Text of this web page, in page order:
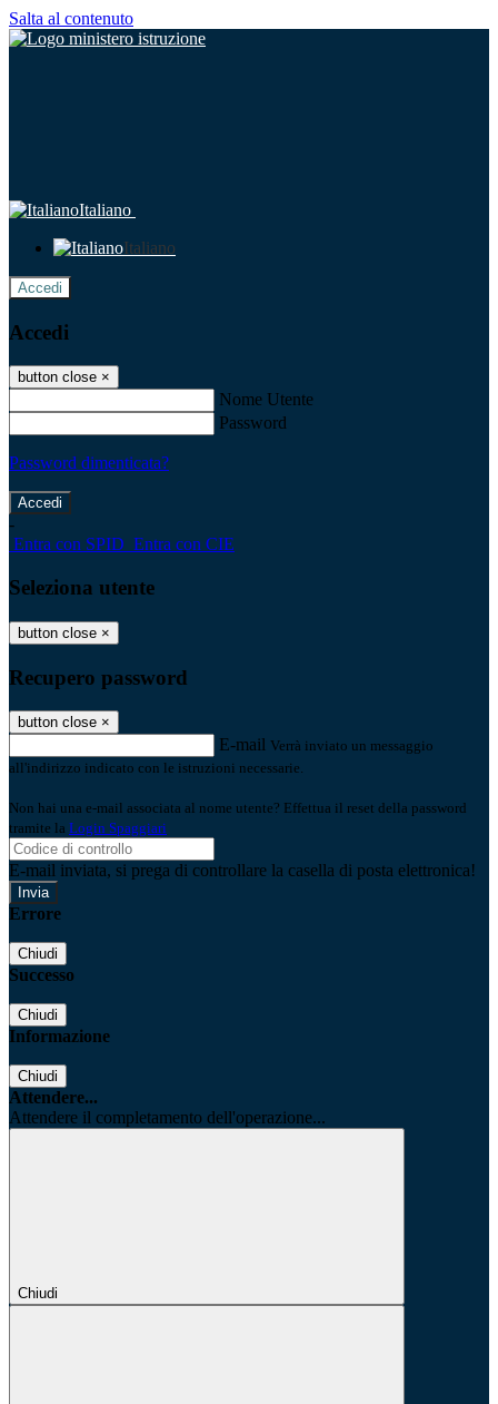
Salta al contenuto
Italiano
Italiano
Accedi
Accedi
button close ×
Nome Utente
Password
Password dimenticata?
-
Entra con SPID Entra con CIE
Seleziona utente
button close ×
Recupero password
button close ×
E-mail Verrà inviato un messaggio
all'indirizzo indicato con le istruzioni necessarie.
Non hai una e-mail associata al nome utente? Effettua il reset della password
tramite la Login Spaggiari
E-mail inviata, si prega di controllare la casella di posta elettronica!
Errore
Chiudi
Successo
Chiudi
Informazione
Chiudi
Attendere...
Attendere il completamento dell'operazione...
Chiudi